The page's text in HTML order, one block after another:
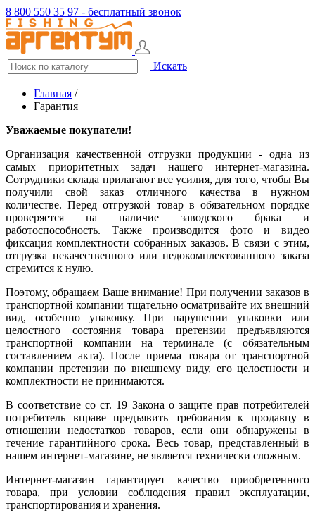
8 800 550 35 97 - бесплатный звонок
Искать
Главная /
Гарантия
Уважаемые покупатели!
Организация качественной отгрузки продукции - одна из
самых приоритетных задач нашего интернет-магазина.
Сотрудники склада прилагают все усилия, для того, чтобы Вы
получили свой заказ отличного качества в нужном
количестве. Перед отгрузкой товар в обязательном порядке
проверяется на наличие заводского брака и
работоспособность. Также производится фото и видео
фиксация комплектности собранных заказов. В связи с этим,
отгрузка некачественного или недокомплектованного заказа
стремится к нулю.
Поэтому, обращаем Ваше внимание! При получении заказов в
транспортной компании тщательно осматривайте их внешний
вид, особенно упаковку. При нарушении упаковки или
целостного состояния товара претензии предъявляются
транспортной компании на терминале (с обязательным
составлением акта). После приема товара от транспортной
компании претензии по внешнему виду, его целостности и
комплектности не принимаются.
В соответствие со ст. 19 Закона о защите прав потребителей
потребитель вправе предъявить требования к продавцу в
отношении недостатков товаров, если они обнаружены в
течение гарантийного срока. Весь товар, представленный в
нашем интернет-магазине, не является технически сложным.
Интернет-магазин гарантирует качество приобретенного
товара, при условии соблюдения правил эксплуатации,
транспортирования и хранения.